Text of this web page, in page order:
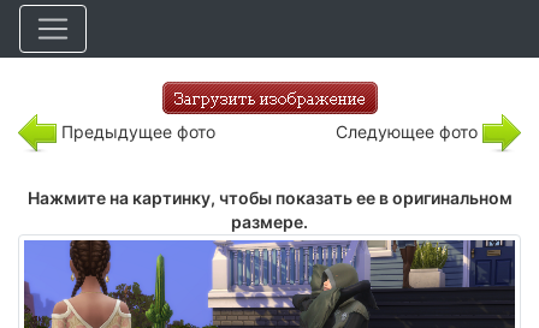
Предыдущее фото Следующее фото
Нажмите на картинку, чтобы показать ее в оригинальном
размере.